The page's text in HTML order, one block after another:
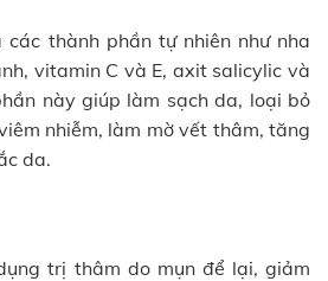
các thành phần tự nhiên như nha
vitamin C và E, axit salicylic và
này giúp làm sạch da, loại bỏ
nhiễm, làm mờ vết thâm, tăng
da.
trị thâm do mụn để lại, giảm